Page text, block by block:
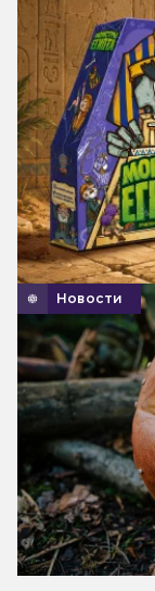
Новости